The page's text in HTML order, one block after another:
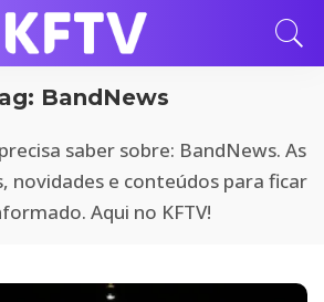
BandNews
saber sobre: BandNews. As
novidades e conteúdos para ficar
Aqui no KFTV!